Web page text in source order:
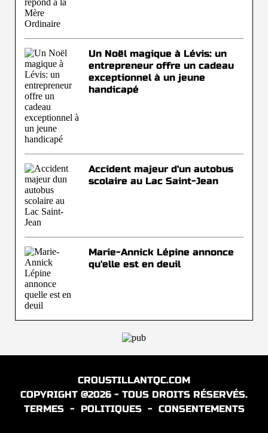
Un Noël magique à Lévis: un
entrepreneur offre un cadeau
exceptionnel à un jeune
handicapé
Accident majeur d'un autobus
scolaire au Lac Saint-Jean
Marie-Annick Lépine annonce
qu'elle est en deuil
CROUSTILLANTQC.COM
COPYRIGHT @2026 - TOUS DROITS RÉSERVÉS.
TERMES- POLITIQUES- CONSENTEMENTS